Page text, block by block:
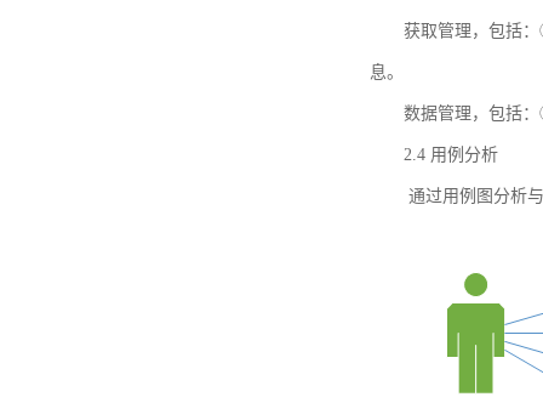
获取管理，包括
息。
数据管理，包括
2.4 用例分析
通过用例图分析